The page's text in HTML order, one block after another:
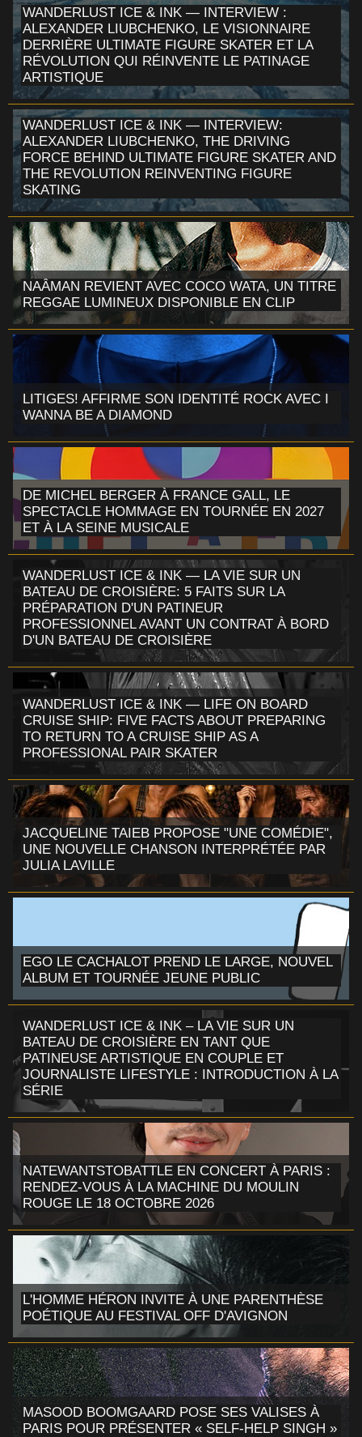
WANDERLUST ICE & INK — INTERVIEW :
ALEXANDER LIUBCHENKO, LE VISIONNAIRE
DERRIÈRE ULTIMATE FIGURE SKATER ET LA
RÉVOLUTION QUI RÉINVENTE LE PATINAGE
ARTISTIQUE
WANDERLUST ICE & INK — INTERVIEW:
ALEXANDER LIUBCHENKO, THE DRIVING
FORCE BEHIND ULTIMATE FIGURE SKATER AND
THE REVOLUTION REINVENTING FIGURE
SKATING
NAÂMAN REVIENT AVEC COCO WATA, UN TITRE
REGGAE LUMINEUX DISPONIBLE EN CLIP
LITIGES! AFFIRME SON IDENTITÉ ROCK AVEC I
WANNA BE A DIAMOND
DE MICHEL BERGER À FRANCE GALL, LE
SPECTACLE HOMMAGE EN TOURNÉE EN 2027
ET À LA SEINE MUSICALE
WANDERLUST ICE & INK — LA VIE SUR UN
BATEAU DE CROISIÈRE: 5 FAITS SUR LA
PRÉPARATION D'UN PATINEUR
PROFESSIONNEL AVANT UN CONTRAT À BORD
D'UN BATEAU DE CROISIÈRE
WANDERLUST ICE & INK — LIFE ON BOARD
CRUISE SHIP: FIVE FACTS ABOUT PREPARING
TO RETURN TO A CRUISE SHIP AS A
PROFESSIONAL PAIR SKATER
JACQUELINE TAIEB PROPOSE "UNE COMÉDIE",
UNE NOUVELLE CHANSON INTERPRÉTÉE PAR
JULIA LAVILLE
EGO LE CACHALOT PREND LE LARGE, NOUVEL
ALBUM ET TOURNÉE JEUNE PUBLIC
WANDERLUST ICE & INK – LA VIE SUR UN
BATEAU DE CROISIÈRE EN TANT QUE
PATINEUSE ARTISTIQUE EN COUPLE ET
JOURNALISTE LIFESTYLE : INTRODUCTION À LA
SÉRIE
NATEWANTSTOBATTLE EN CONCERT À PARIS :
RENDEZ-VOUS À LA MACHINE DU MOULIN
ROUGE LE 18 OCTOBRE 2026
L'HOMME HÉRON INVITE À UNE PARENTHÈSE
POÉTIQUE AU FESTIVAL OFF D'AVIGNON
MASOOD BOOMGAARD POSE SES VALISES À
PARIS POUR PRÉSENTER « SELF-HELP SINGH »